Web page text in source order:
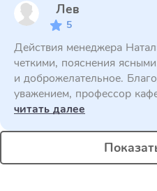
Лев
5
Действия менеджера
четкими, пояснения
и доброжелательное.
уважением, профессор
читать далее